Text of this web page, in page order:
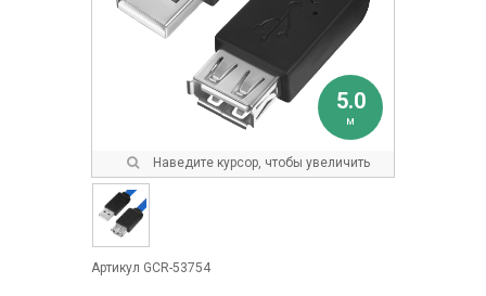
5.0
м
Наведите курсор, чтобы увеличить
Артикул GCR-53754